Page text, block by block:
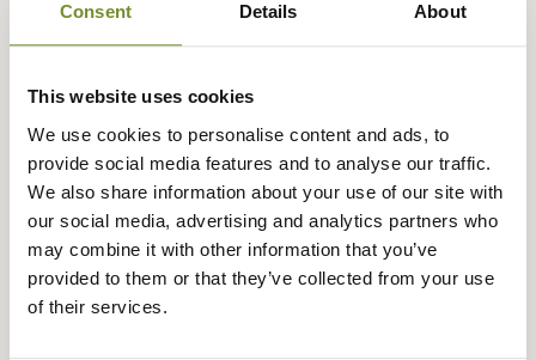
Consent Details About
This website uses cookies
We use cookies to personalise content and ads, to
provide social media features and to analyse our traffic.
We also share information about your use of our site with
our social media, advertising and analytics partners who
may combine it with other information that you’ve
provided to them or that they’ve collected from your use
of their services.
la ville d'origine de Barbour South Shield, étant une ville
côtière.
Pour plus de confort, il se règle au niveau de la taille pour
agréable lors des baignades.
Il dispose de deux poches repose-mains plaquées ainsi
qu'une poche arrière avec rabat à scratch et anneaux
d'aération.
Son look tendance et dynamique vous permet de le
porter facilement avec